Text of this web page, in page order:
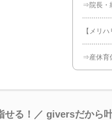
⇒院長・
【メリ
⇒産休育
せる！／ giversだから